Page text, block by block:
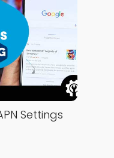
Settings